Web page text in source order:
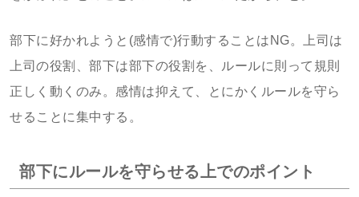
部下に好かれようと(感情で)行動することはNG。上司は
上司の役割、部下は部下の役割を、ルールに則って規則
正しく動くのみ。感情は抑えて、とにかくルールを守ら
せることに集中する。
部下にルールを守らせる上でのポイント